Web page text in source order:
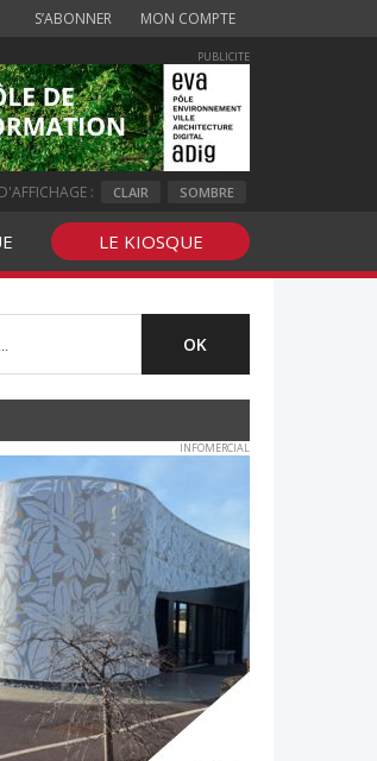
S’ABONNER MON COMPTE
PUBLICITE
: CLAIR SOMBRE
LE KIOSQUE
INFOMERCIAL